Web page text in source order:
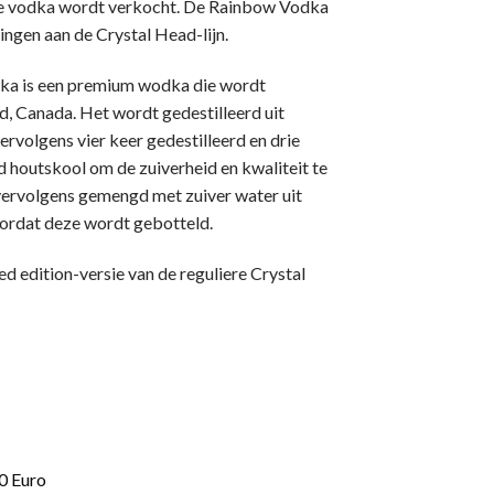
vodka wordt verkocht. De Rainbow Vodka
aan de Crystal Head-lijn.
is een premium wodka die wordt
Canada. Het wordt gedestilleerd uit
vier keer gedestilleerd en drie
om de zuiverheid en kwaliteit te
gemengd met zuiver water uit
deze wordt gebotteld.
edition-versie van de reguliere Crystal
Euro